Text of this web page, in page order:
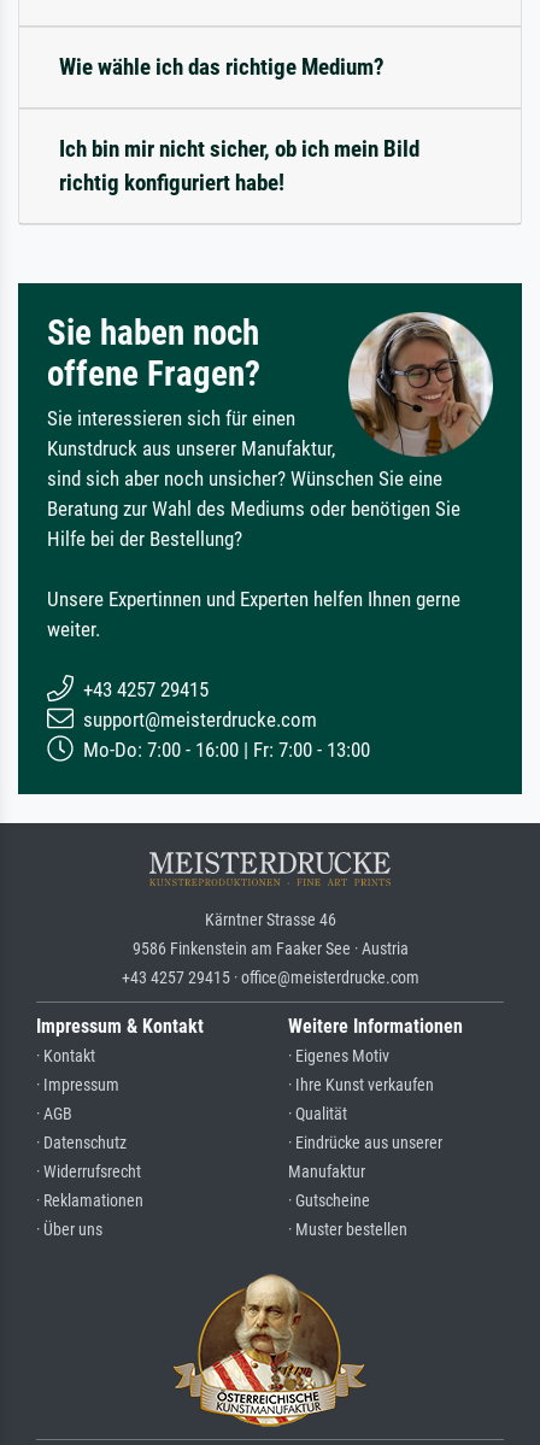
Wie wähle ich das richtige Medium?
Ich bin mir nicht sicher, ob ich mein Bild
richtig konfiguriert habe!
Sie haben noch
offene Fragen?
Sie interessieren sich für einen
Kunstdruck aus unserer Manufaktur,
sind sich aber noch unsicher? Wünschen Sie eine
Beratung zur Wahl des Mediums oder benötigen Sie
Hilfe bei der Bestellung?
Unsere Expertinnen und Experten helfen Ihnen gerne
weiter.
+43 4257 29415
support@meisterdrucke.com
Mo-Do: 7:00 - 16:00 | Fr: 7:00 - 13:00
Kärntner Strasse 46
9586 Finkenstein am Faaker See · Austria
+43 4257 29415 · office@meisterdrucke.com
Impressum & Kontakt
· Kontakt
· Impressum
· AGB
· Datenschutz
· Widerrufsrecht
· Reklamationen
· Über uns
Weitere Informationen
· Eigenes Motiv
· Ihre Kunst verkaufen
· Qualität
· Eindrücke aus unserer
Manufaktur
· Gutscheine
· Muster bestellen